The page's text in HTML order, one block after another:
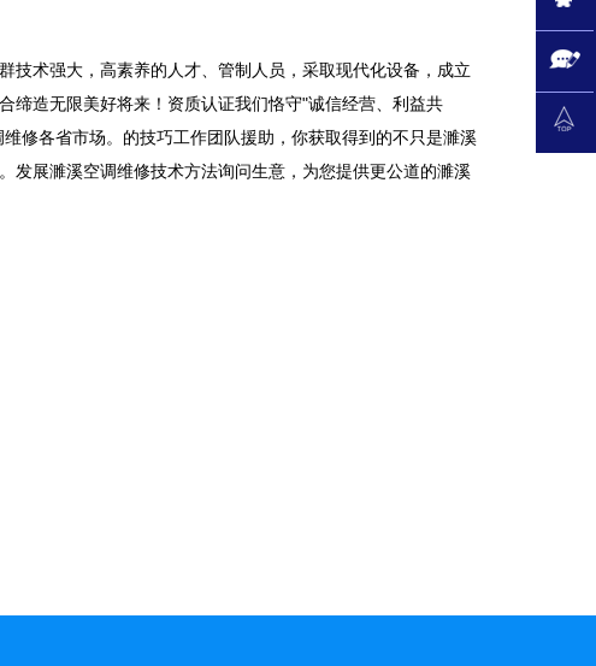
术强大，高素养的人才、管制人员，采取现代化设备，成立
缔造无限美好将来！资质认证我们恪守"诚信经营、利益共
修各省市场。的技巧工作团队援助，你获取得到的不只是濉溪
发展濉溪空调维修技术方法询问生意，为您提供更公道的濉溪